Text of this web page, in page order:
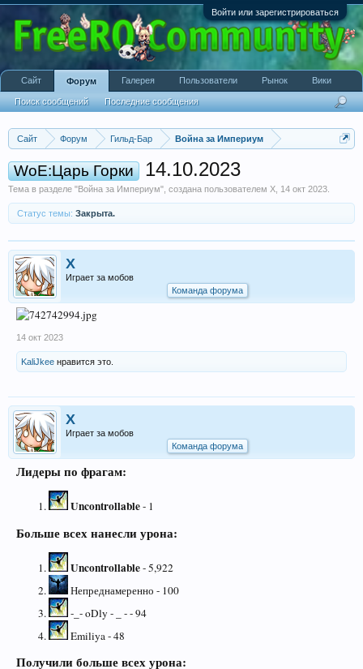
Войти или зарегистрироваться
Сайт Форум Гильд-Бар Война за Империум
WoE:Царь Горки 14.10.2023
Тема в разделе "Война за Империум", создана пользователем X 14 окт 2023
Статус темы: Закрыта.
X
Играет за мобов
Команда форума
14 окт 2023
KaliJkee нравится это.
X
Играет за мобов
Команда форума
Лидеры по фрагам:
Uncontrollable- 1
Больше всех нанесли урона:
Uncontrollable- 5,922
Непреднамеренно - 100
-_- oDly - _ - - 94
Emiliya - 48
Получили больше всех урона:
Сайт Форум
Поиск сообщений Последние сообщения
Галерея Пользователи Рынок Вики